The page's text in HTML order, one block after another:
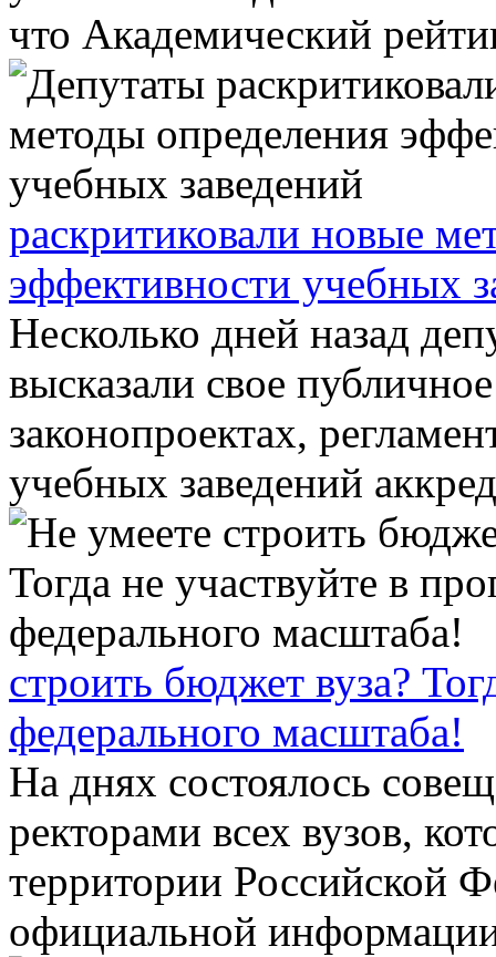
что Академический
раскритиковали новые
эффективности учебных
Несколько дней назад
высказали свое
законопроектах,
учебных заведений
строить бюджет вуза?
федерального масштаба!
На днях состоялось
ректорами всех вузов,
территории Российской
официальной